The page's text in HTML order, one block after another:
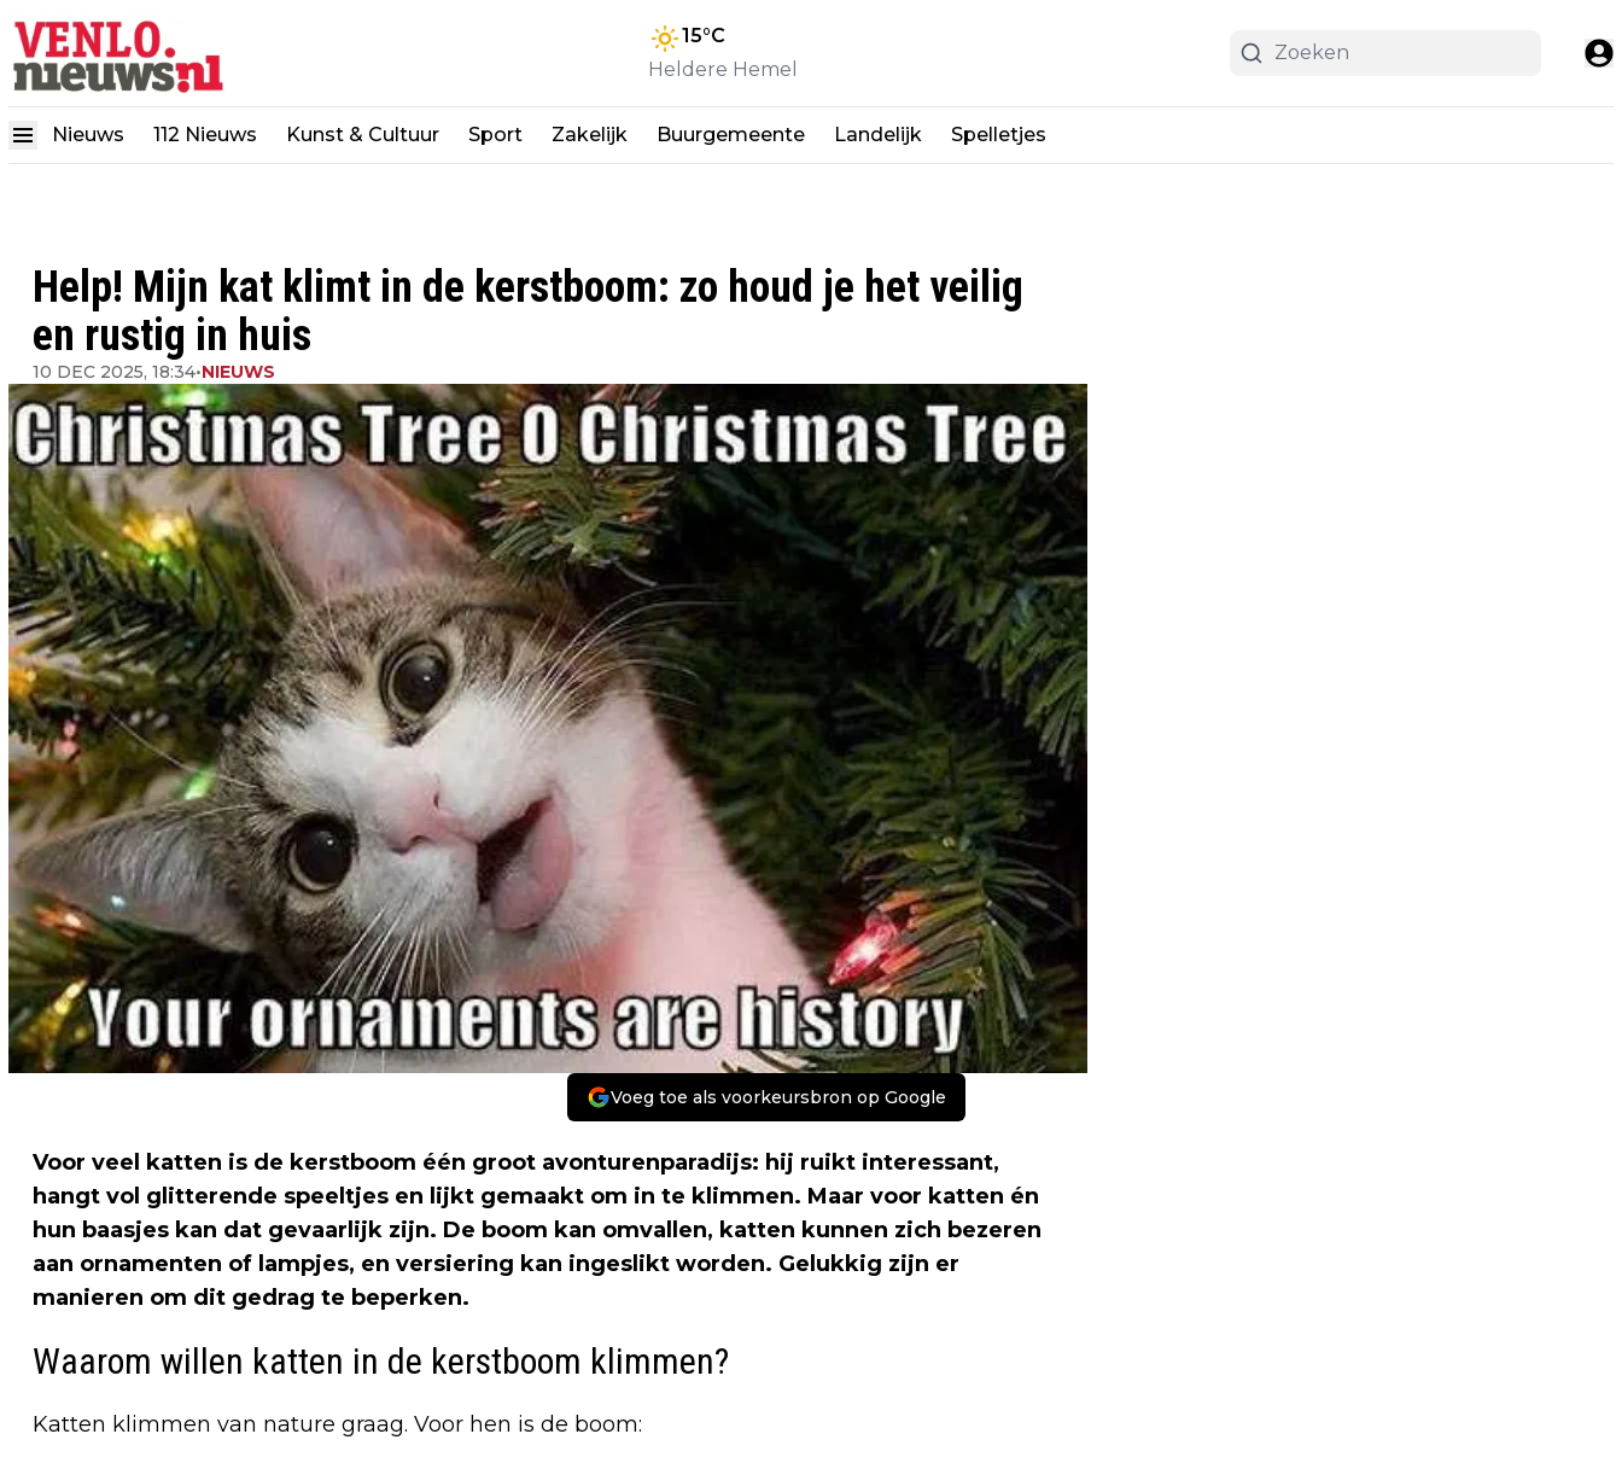
15°C
Heldere Hemel
Nieuws 112 Nieuws Kunst & Cultuur Sport Zakelijk Buurgemeente Landelijk Spelletjes
Help! Mijn kat klimt in de kerstboom: zo houd je het veilig
en rustig in huis
10 DEC 2025, 18:34•NIEUWS
Voeg toe als voorkeursbron op Google
Voor veel katten is de kerstboom één groot avonturenparadijs: hij ruikt interessant,
hangt vol glitterende speeltjes en lijkt gemaakt om in te klimmen. Maar voor katten én
hun baasjes kan dat gevaarlijk zijn. De boom kan omvallen, katten kunnen zich bezeren
aan ornamenten of lampjes, en versiering kan ingeslikt worden. Gelukkig zijn er
manieren om dit gedrag te beperken.
Waarom willen katten in de kerstboom klimmen?
Katten klimmen van nature graag. Voor hen is de boom: